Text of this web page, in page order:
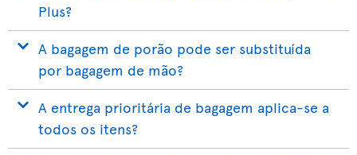
Plus?
A bagagem de porão pode ser substituída
por bagagem de mão?
A entrega prioritária de bagagem aplica-se a
todos os itens?